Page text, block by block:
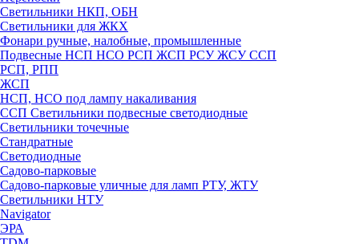
Светильники НКП, ОБН
Светильники для ЖКХ
Фонари ручные, налобные, промышленные
Подвесные НСП НСО РСП ЖСП РСУ ЖСУ ССП
РСП, РПП
ЖСП
НСП, НСО под лампу накаливания
ССП Светильники подвесные светодиодные
Светильники точечные
Стандратные
Светодиодные
Садово-парковые
Садово-парковые уличные для ламп РТУ, ЖТУ
Светильники НТУ
Navigator
ЭРА